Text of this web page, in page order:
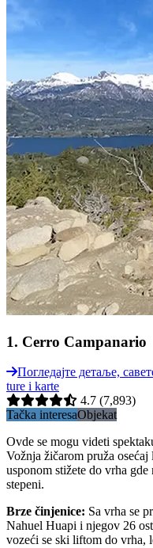
1. Cerro Campanario
Погледајте детаље,
ture i karte
4.7 (7,893)
Tačka interesaObjekat
Ovde se mogu videti
Vožnja žičarom pruža
usponom stižete do vrha
stepeni.
Brze činjenice: Sa vrha se
Nahuel Huapi i njegov 26
vozeći se ski liftom do vrha,